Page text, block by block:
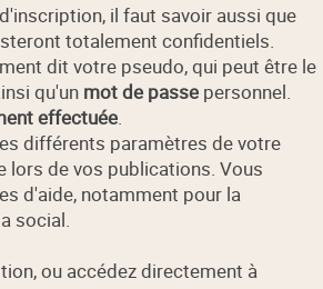
il faut savoir aussi que
totalement confidentiels.
dit votre pseudo, qui peut être le
qu'un mot de passepersonnel.
effectuée.
différents paramètres de votre
lors de vos publications. Vous
d'aide, notamment pour la
social.
ou accédez directement à